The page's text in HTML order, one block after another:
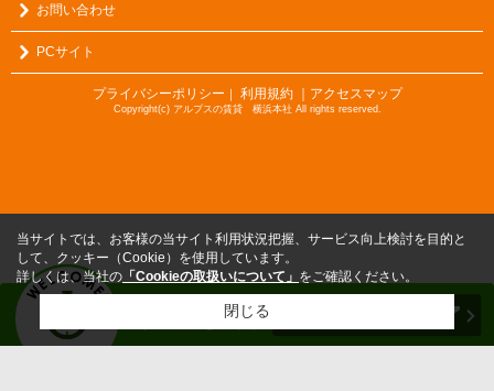
お問い合わせ
PCサイト
プライバシーポリシー ｜ 利用規約 ｜アクセスマップ
Copyright(c) アルプスの賃貸 横浜本社 All rights reserved.
当サイトでは、お客様の当サイト利用状況把握、サービス向上検討を目的と
して、クッキー（Cookie）を使用しています。
詳しくは、当社の 「Cookieの取扱いについて」 をご確認ください。
閉じる